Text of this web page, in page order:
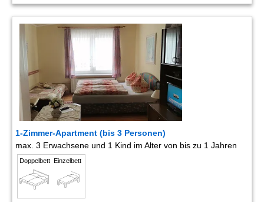
1-Zimmer-Apartment (bis 3 Personen)
max. 3 Erwachsene und 1 Kind im Alter von bis zu 1 Jahren
Doppelbett Einzelbett